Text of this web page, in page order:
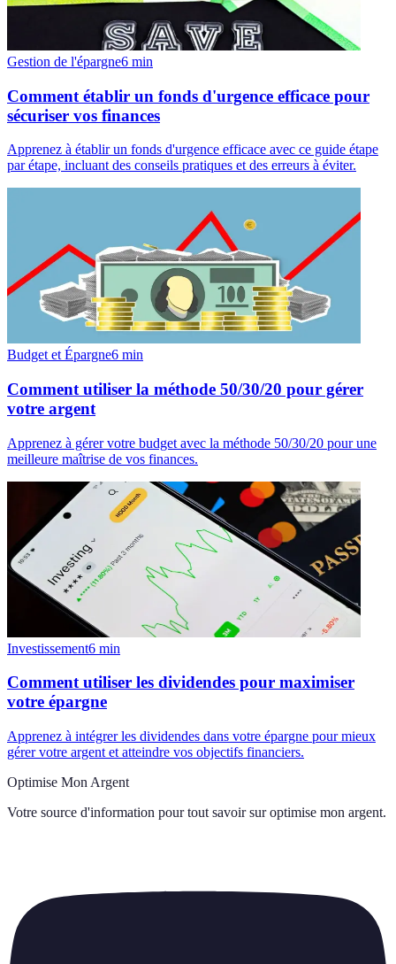
Gestion de l'épargne6 min
Comment établir un fonds d'urgence efficace pour
sécuriser vos finances
Apprenez à établir un fonds d'urgence efficace avec ce guide étape
par étape, incluant des conseils pratiques et des erreurs à éviter.
Budget et Épargne6 min
Comment utiliser la méthode 50/30/20 pour gérer
votre argent
Apprenez à gérer votre budget avec la méthode 50/30/20 pour une
meilleure maîtrise de vos finances.
Investissement6 min
Comment utiliser les dividendes pour maximiser
votre épargne
Apprenez à intégrer les dividendes dans votre épargne pour mieux
gérer votre argent et atteindre vos objectifs financiers.
Optimise Mon Argent
Votre source d'information pour tout savoir sur optimise mon argent.